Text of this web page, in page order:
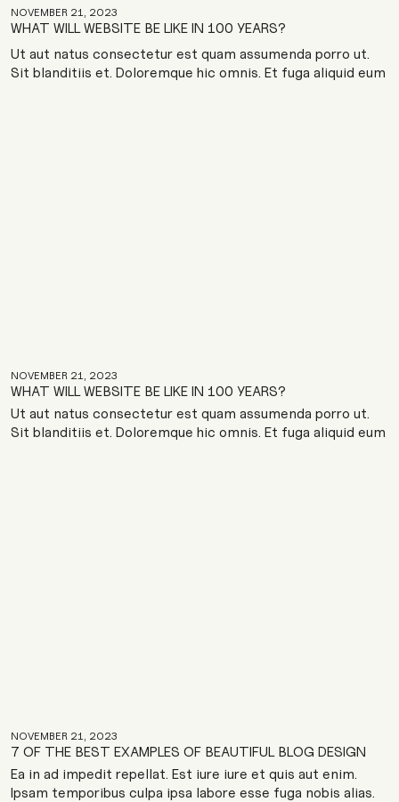
NOVEMBER 21, 2023
WHAT WILL WEBSITE BE LIKE IN 100 YEARS?
Ut aut natus consectetur est quam assumenda porro ut.
Sit blanditiis et. Doloremque hic omnis. Et fuga aliquid eum
NOVEMBER 21, 2023
WHAT WILL WEBSITE BE LIKE IN 100 YEARS?
Ut aut natus consectetur est quam assumenda porro ut.
Sit blanditiis et. Doloremque hic omnis. Et fuga aliquid eum
NOVEMBER 21, 2023
7 OF THE BEST EXAMPLES OF BEAUTIFUL BLOG DESIGN
Ea in ad impedit repellat. Est iure iure et quis aut enim.
Ipsam temporibus culpa ipsa labore esse fuga nobis alias.